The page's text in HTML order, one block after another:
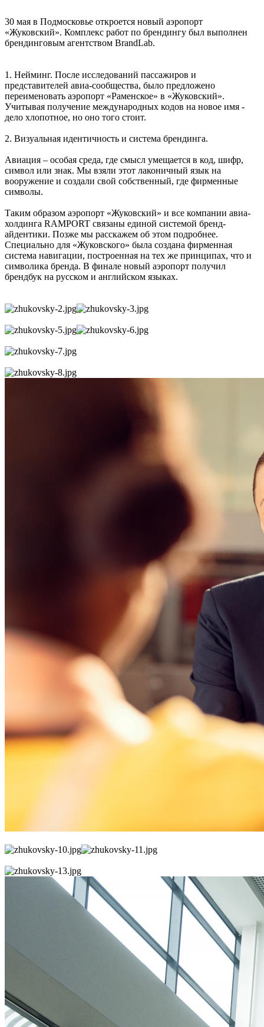
30 мая в Подмосковье откроется новый аэропорт
«Жуковский». Комплекс работ по брендингу был выполнен
брендинговым агентством BrandLab.
1. Нейминг. После исследований пассажиров и
представителей авиа-сообщества, было предложено
переименовать аэропорт «Раменское» в «Жуковский».
Учитывая получение международных кодов на новое имя -
дело хлопотное, но оно того стоит.
2. Визуальная идентичность и система брендинга.
Авиация – особая среда, где смысл умещается в код, шифр,
символ или знак. Мы взяли этот лаконичный язык на
вооружение и создали свой собственный, где фирменные
символы.
Таким образом аэропорт «Жуковский» и все компании авиа-
холдинга RAMPORT связаны единой системой бренд-
айдентики. Позже мы расскажем об этом подробнее.
Специально для «Жуковского» была создана фирменная
система навигации, построенная на тех же принципах, что и
символика бренда. В финале новый аэропорт получил
брендбук на русском и английском языках.